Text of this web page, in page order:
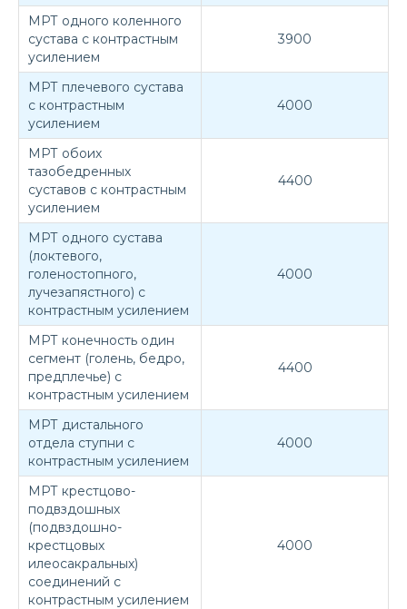
МРТ одного коленного
сустава с контрастным
усилением
3900
МРТ плечевого сустава
с контрастным
усилением
4000
МРТ обоих
тазобедренных
суставов с контрастным
усилением
4400
МРТ одного сустава
(локтевого,
голеностопного,
лучезапястного) с
контрастным усилением
4000
МРТ конечность один
сегмент (голень, бедро,
предплечье) с
контрастным усилением
4400
МРТ дистального
отдела ступни с
контрастным усилением
4000
МРТ крестцово-
подвздошных
(подвздошно-
крестцовых
илеосакральных)
соединений с
контрастным усилением
4000